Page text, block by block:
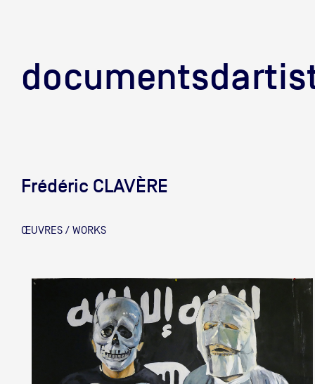
Équipe
Partenaires
Frédéric CLAVÈRE
ŒUVRES / WORKS